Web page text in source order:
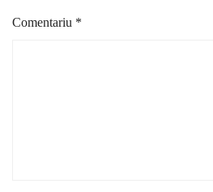
Comentariu *